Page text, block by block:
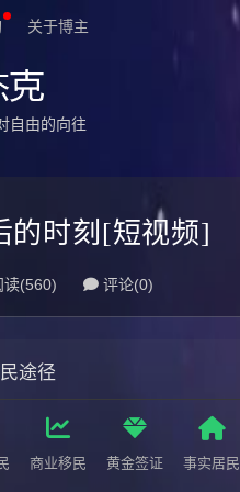
关于博主
自由的向往
的时刻[短视频]
读(560) 评论(0)
途径
商业移民 黄金签证 事实居民